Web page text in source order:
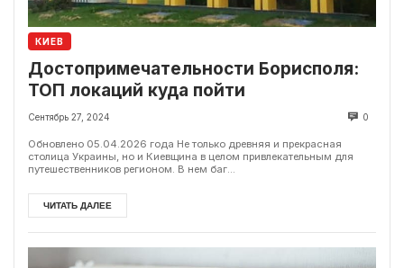
КИЕВ
Достопримечательности Борисполя:
ТОП локаций куда пойти
Сентябрь 27, 2024 0
Обновлено 05.04.2026 года Не только древняя и прекрасная
столица Украины, но и Киевщина в целом привлекательным для
путешественников регионом. В нем баг...
ЧИТАТЬ ДАЛЕЕ